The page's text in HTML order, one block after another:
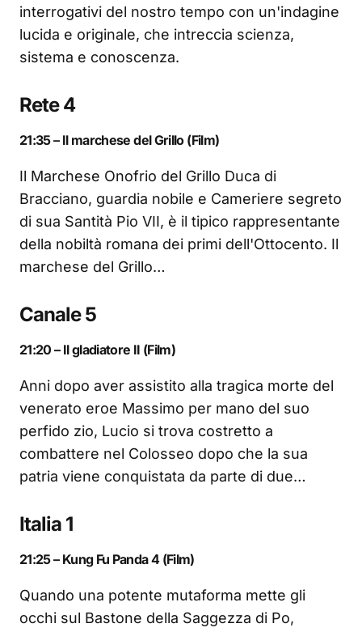
interrogativi del nostro tempo con un'indagine
lucida e originale, che intreccia scienza,
sistema e conoscenza.
Rete 4
21:35 – Il marchese del Grillo (Film)
Il Marchese Onofrio del Grillo Duca di
Bracciano, guardia nobile e Cameriere segreto
di sua Santità Pio VII, è il tipico rappresentante
della nobiltà romana dei primi dell'Ottocento. Il
marchese del Grillo…
Canale 5
21:20 – Il gladiatore II (Film)
Anni dopo aver assistito alla tragica morte del
venerato eroe Massimo per mano del suo
perfido zio, Lucio si trova costretto a
combattere nel Colosseo dopo che la sua
patria viene conquistata da parte di due…
Italia 1
21:25 – Kung Fu Panda 4 (Film)
Quando una potente mutaforma mette gli
occhi sul Bastone della Saggezza di Po,